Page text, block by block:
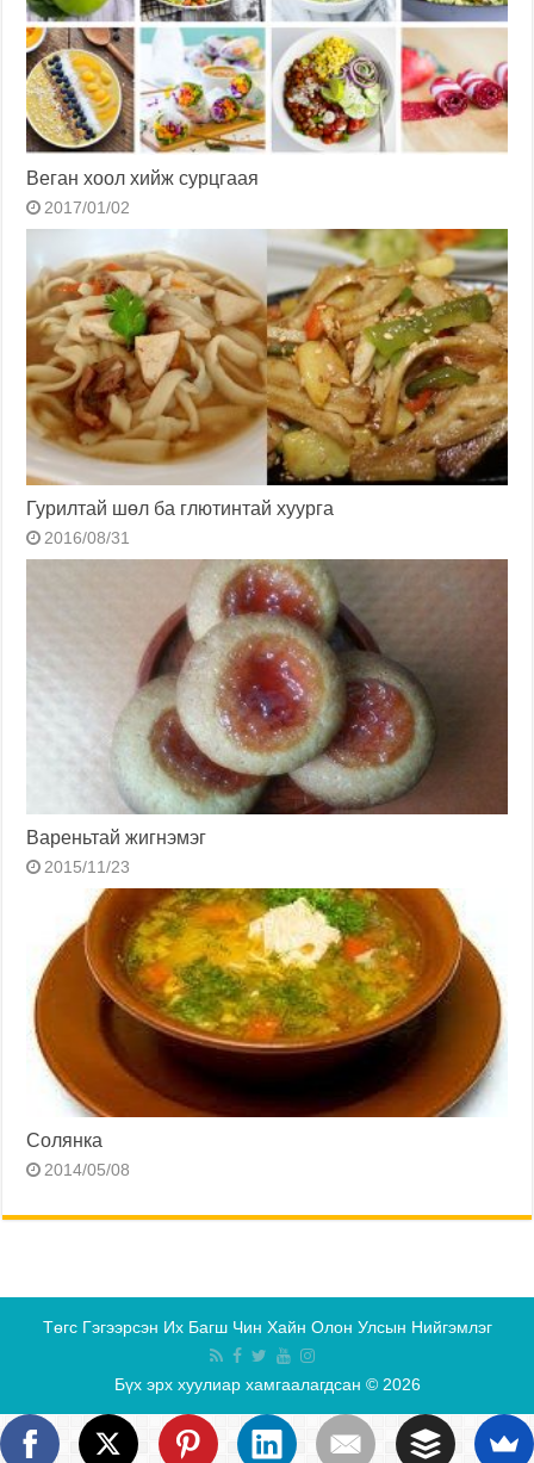
Веган хоол хийж сурцгаая
2017/01/02
Гурилтай шөл ба глютинтай хуурга
2016/08/31
Вареньтай жигнэмэг
2015/11/23
Солянка
2014/05/08
Төгс Гэгээрсэн Их Багш Чин Хайн Олон Улсын Нийгэмлэг
Бүх эрх хуулиар хамгаалагдсан © 2026